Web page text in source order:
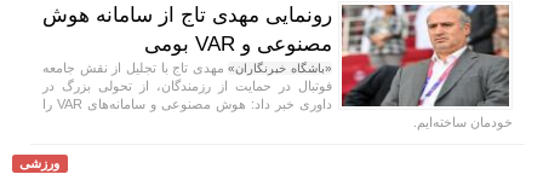
رونمایی مهدی تاج از سامانه هوش
مصنوعی و VAR بومی
«باشگاه خبرنگاران»مهدی تاج با تجلیل از نقش جامعه
فوتبال در حمایت از رزمندگان، از تحولی بزرگ در
داوری خبر داد: هوش مصنوعی و سامانه‌های VAR را
خودمان ساخته‌ایم.
ورزشی